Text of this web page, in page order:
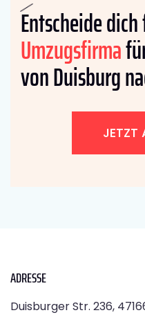
Entscheide
Umzugsfirma
von Duisburg
JETZT
ADRESSE
Duisburger Str. 236,